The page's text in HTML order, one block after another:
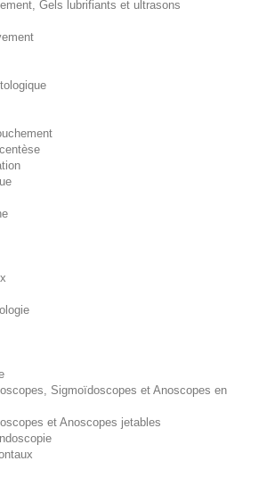
Gels lubrifiants et ultrasons
Sigmoïdoscopes et Anoscopes en
et Anoscopes jetables